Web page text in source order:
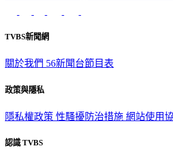
TVBS新聞網
關於我們 56新聞台節目表
政策與隱私
隱私權政策 性騷擾防治措施 網站使用
認識 TVBS